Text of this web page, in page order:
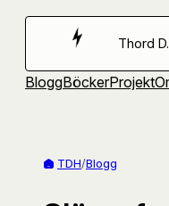
Hoppa
Thord
BloggBöckerProjekt
TDH/Blogg